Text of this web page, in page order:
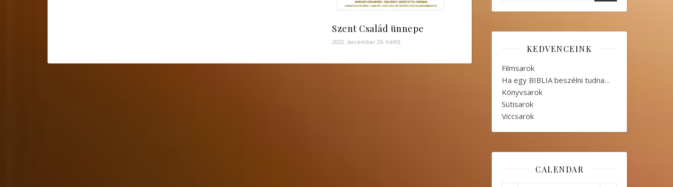
Szent Család ünnepe
2022. december 26. hétfő
KEDVENCEINK
Filmsarok
Ha egy BIBLIA beszélni tudna…
Könyvsarok
Sütisarok
Viccsarok
CALENDAR